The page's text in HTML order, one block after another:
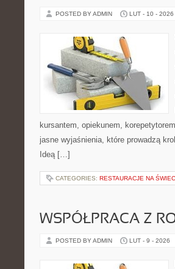
POSTED BY ADMIN LUT - 10 - 2026
kursantem, opiekunem,
jasne wyjaśnienia, które prowadzą
Ideą […]
CATEGORIES: RESTAURACJE NA
WSPÓŁPRACA Z
POSTED BY ADMIN LUT - 9 - 2026